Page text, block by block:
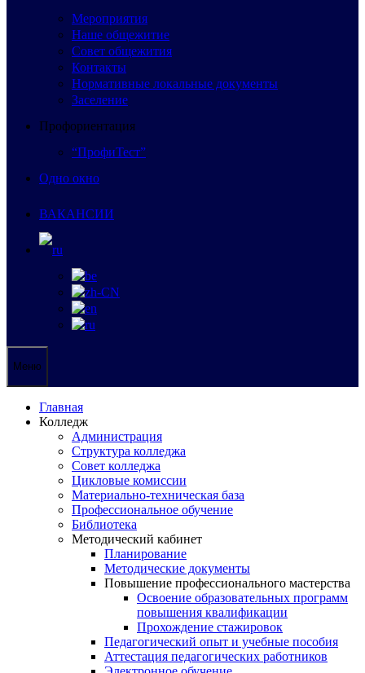
Мероприятия
Наше общежитие
Совет общежития
Контакты
Нормативные локальные документы
Заселение
Профориентация
“ПрофиТест”
Одно окно
ВАКАНСИИ
Меню
Главная
Колледж
Администрация
Структура колледжа
Совет колледжа
Цикловые комиссии
Материально-техническая база
Профессиональное обучение
Библиотека
Методический кабинет
Планирование
Методические документы
Повышение профессионального мастерства
Освоение образовательных программ
повышения квалификации
Прохождение стажировок
Педагогический опыт и учебные пособия
Аттестация педагогических работников